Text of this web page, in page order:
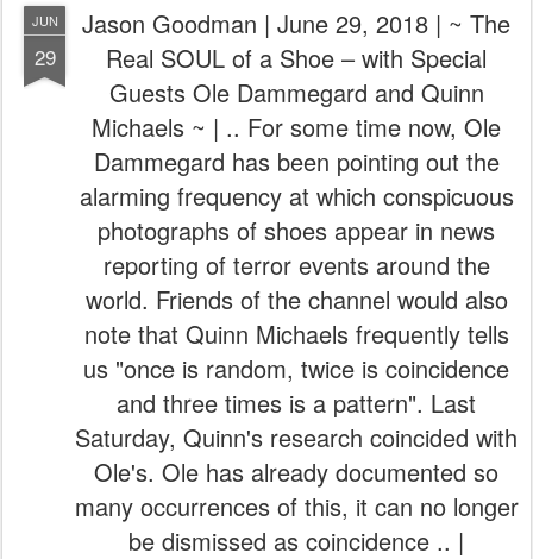
JUN
29
Jason Goodman | June 29, 2018 | ~ The
Real SOUL of a Shoe – with Special
Guests Ole Dammegard and Quinn
Michaels ~ | .. For some time now, Ole
Dammegard has been pointing out the
alarming frequency at which conspicuous
photographs of shoes appear in news
reporting of terror events around the
world. Friends of the channel would also
note that Quinn Michaels frequently tells
us "once is random, twice is coincidence
and three times is a pattern". Last
Saturday, Quinn's research coincided with
Ole's. Ole has already documented so
many occurrences of this, it can no longer
be dismissed as coincidence .. |